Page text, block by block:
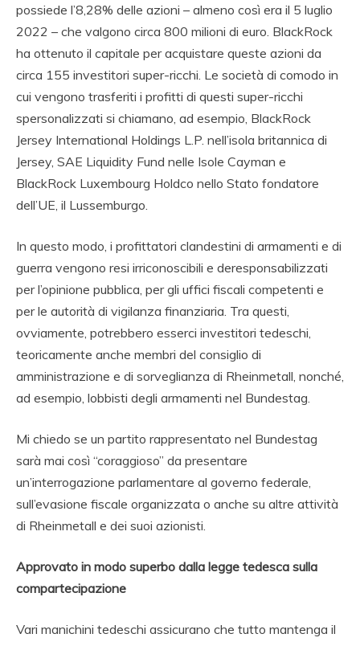
possiede l’8,28% delle azioni – almeno così era il 5 luglio
2022 – che valgono circa 800 milioni di euro. BlackRock
ha ottenuto il capitale per acquistare queste azioni da
circa 155 investitori super-ricchi. Le società di comodo in
cui vengono trasferiti i profitti di questi super-ricchi
spersonalizzati si chiamano, ad esempio, BlackRock
Jersey International Holdings L.P. nell’isola britannica di
Jersey, SAE Liquidity Fund nelle Isole Cayman e
BlackRock Luxembourg Holdco nello Stato fondatore
dell’UE, il Lussemburgo.
In questo modo, i profittatori clandestini di armamenti e di
guerra vengono resi irriconoscibili e deresponsabilizzati
per l’opinione pubblica, per gli uffici fiscali competenti e
per le autorità di vigilanza finanziaria. Tra questi,
ovviamente, potrebbero esserci investitori tedeschi,
teoricamente anche membri del consiglio di
amministrazione e di sorveglianza di Rheinmetall, nonché,
ad esempio, lobbisti degli armamenti nel Bundestag.
Mi chiedo se un partito rappresentato nel Bundestag
sarà mai così “coraggioso” da presentare
un’interrogazione parlamentare al governo federale,
sull’evasione fiscale organizzata o anche su altre attività
di Rheinmetall e dei suoi azionisti.
Approvato in modo superbo dalla legge tedesca sulla
compartecipazione
Vari manichini tedeschi assicurano che tutto mantenga il